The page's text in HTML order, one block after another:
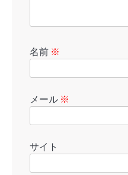
名前 ※
メール ※
サイト